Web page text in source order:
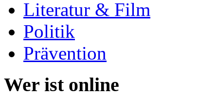
Literatur & Film
Politik
Prävention
Wer ist online